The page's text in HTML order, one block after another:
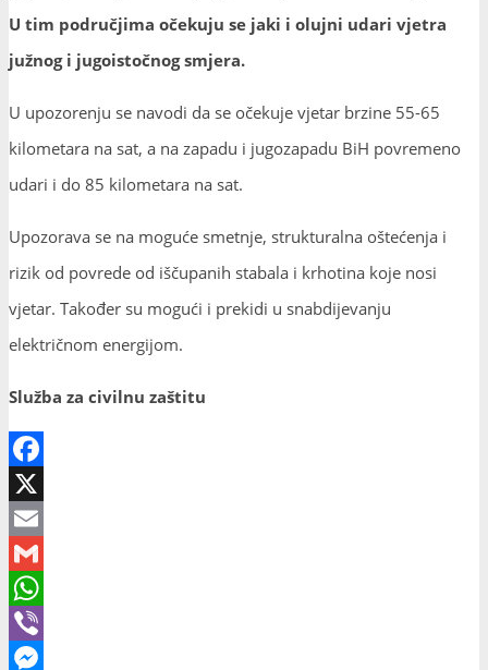
U tim područjima očekuju se jaki i olujni udari vjetra
južnog i jugoistočnog smjera.
U upozorenju se navodi da se očekuje vjetar brzine 55-65
kilometara na sat, a na zapadu i jugozapadu BiH povremeno
udari i do 85 kilometara na sat.
Upozorava se na moguće smetnje, strukturalna oštećenja i
rizik od povrede od iščupanih stabala i krhotina koje nosi
vjetar. Također su mogući i prekidi u snabdijevanju
električnom energijom.
Služba za civilnu zaštitu
Facebook
X
Email
Gmail
WhatsApp
Viber